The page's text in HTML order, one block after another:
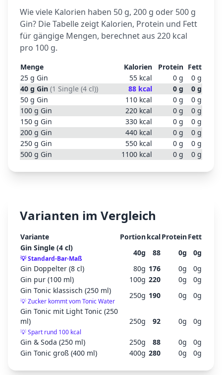
Wie viele Kalorien haben 50 g, 200 g oder 500 g
Gin? Die Tabelle zeigt Kalorien, Protein und Fett
für gängige Mengen, berechnet aus 220 kcal
pro 100 g.
Menge Kalorien Protein Fett
25 g Gin 55 kcal 0 g 0 g
40 g Gin (1 Single (4 cl)) 88 kcal 0 g 0 g
50 g Gin 110 kcal 0 g 0 g
100 g Gin 220 kcal 0 g 0 g
150 g Gin 330 kcal 0 g 0 g
200 g Gin 440 kcal 0 g 0 g
250 g Gin 550 kcal 0 g 0 g
500 g Gin 1100 kcal 0 g 0 g
Varianten im Vergleich
Variante PortionkcalProteinFett
Gin Single (4 cl)
💡Standard-Bar-Maß
40g 88 0g 0g
Gin Doppelter (8 cl)
80g 176 0g 0g
Gin pur (100 ml)
100g 220 0g 0g
Gin Tonic klassisch (250 ml)
💡Zucker kommt vom Tonic Water
250g 190 0g 0g
Gin Tonic mit Light Tonic (250
ml)
💡Spart rund 100 kcal
250g 92 0g 0g
Gin & Soda (250 ml) 250g 88 0g 0g
Gin Tonic groß (400 ml)
400g 280 0g 0g